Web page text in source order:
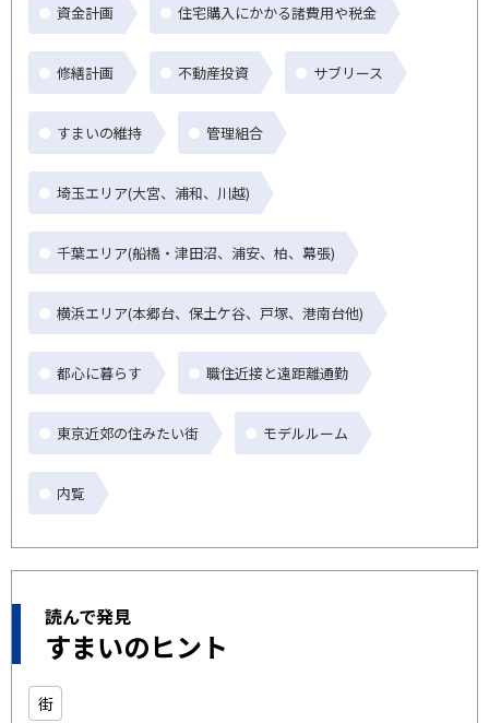
資金計画 住宅購入にかかる諸費用や税金
修繕計画 不動産投資 サブリース
すまいの維持 管理組合
埼玉エリア(大宮、浦和、川越)
千葉エリア(船橋・津田沼、浦安、柏、幕張)
横浜エリア(本郷台、保土ケ谷、戸塚、港南台他)
都心に暮らす 職住近接と遠距離通勤
東京近郊の住みたい街 モデルルーム
内覧
読んで発見
すまいのヒント
街